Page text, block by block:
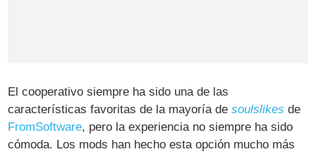
El cooperativo siempre ha sido una de las
características favoritas de la mayoría desoulslikes de
FromSoftware, pero la experiencia no siempre ha sido
cómoda. Los mods han hecho esta opción mucho más